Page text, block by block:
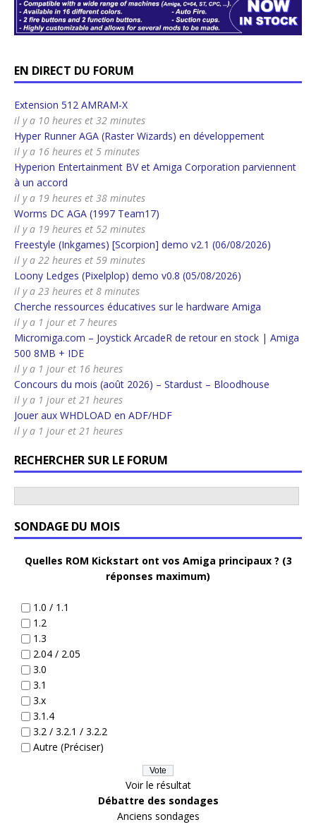
EN DIRECT DU FORUM
Extension 512 AMRAM-X
il y a 10 heures et 32 minutes
Hyper Runner AGA (Raster Wizards) en développement
il y a 16 heures et 5 minutes
Hyperion Entertainment BV et Amiga Corporation parviennent
à un accord
il y a 19 heures et 38 minutes
Worms DC AGA (1997 Team17)
il y a 19 heures et 52 minutes
Freestyle (Inkgames) [Scorpion] demo v2.1 (06/08/2026)
il y a 22 heures et 59 minutes
Loony Ledges (Pixelplop) demo v0.8 (05/08/2026)
il y a 23 heures et 8 minutes
Cherche ressources éducatives sur le hardware Amiga
il y a 1 jour et 7 heures
Micromiga.com – Joystick ArcadeR de retour en stock | Amiga
500 8MB + IDE
il y a 1 jour et 16 heures
Concours du mois (août 2026) – Stardust – Bloodhouse
il y a 1 jour et 21 heures
Jouer aux WHDLOAD en ADF/HDF
il y a 1 jour et 21 heures
RECHERCHER SUR LE FORUM
SONDAGE DU MOIS
Quelles ROM Kickstart ont vos Amiga principaux ? (3
réponses maximum)
1.0 / 1.1
1.2
1.3
2.04 / 2.05
3.0
3.1
3.x
3.1.4
3.2 / 3.2.1 / 3.2.2
Autre (Préciser)
Voir le résultat
Débattre des sondages
Anciens sondages